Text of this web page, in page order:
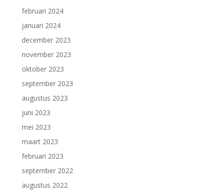
februari 2024
januari 2024
december 2023
november 2023
oktober 2023
september 2023
augustus 2023
juni 2023
mei 2023
maart 2023
februari 2023
september 2022
augustus 2022